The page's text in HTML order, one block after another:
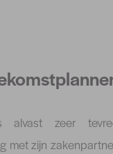
alvast zeer
met zijn